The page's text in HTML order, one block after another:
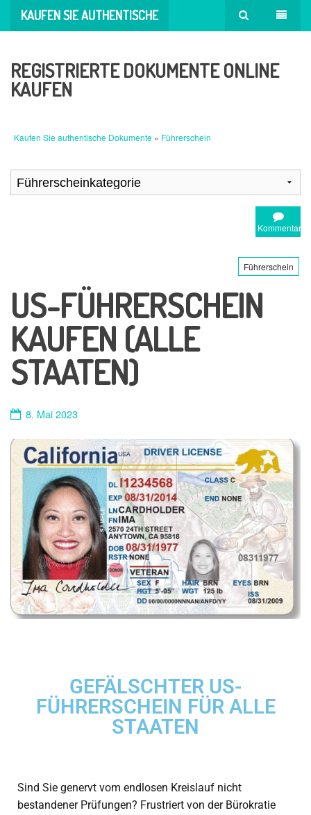
KAUFEN SIE AUTHENTISCHE
REGISTRIERTE DOKUMENTE ONLINE
KAUFEN
Kaufen Sie authentische Dokumente » Führerschein
Kommentar
Führerschein
US-FÜHRERSCHEIN
KAUFEN (ALLE
STAATEN)
8. Mai 2023
GEFÄLSCHTER US-
FÜHRERSCHEIN FÜR ALLE
STAATEN
Sind Sie genervt vom endlosen Kreislauf nicht
bestandener Prüfungen? Frustriert von der Bürokratie